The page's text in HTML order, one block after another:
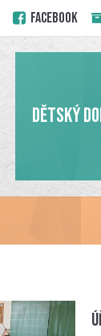
Facebook
DĚTSKÝ